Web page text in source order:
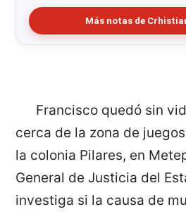
Más notas de
Francisco quedó sin
cerca de la zona de
la colonia Pilares, en
General de Justicia del
investiga si la causa de